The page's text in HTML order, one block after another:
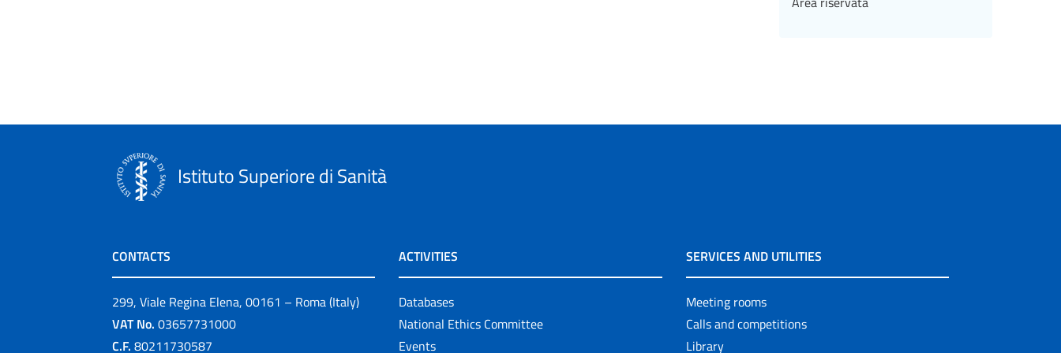
Istituto Superiore di Sanità
CONTACTS
299, Viale Regina Elena, 00161 – Roma (Italy)
VAT No. 03657731000
C.F. 80211730587
ACTIVITIES
Databases
National Ethics Committee
Events
SERVICES AND UTILITIES
Meeting rooms
Calls and competitions
Library